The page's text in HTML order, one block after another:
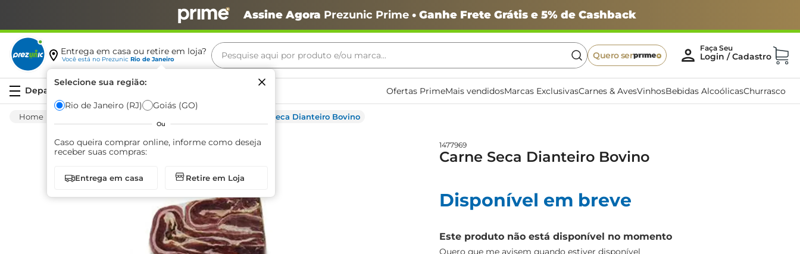
Assine Agora Prezunic Prime• Ganhe Frete Grátis e 5% de Cashback
Entrega em casa ou retire em loja?
Você está no Prezunic Rio de Janeiro
Selecione sua região:
Rio de Janeiro (RJ) Goiás (GO)
Ou
Caso queira comprar online, informe como deseja
receber suas compras:
Entrega em casa Retire em Loja
Pesquise aqui por produto e/ou marca...
Quero ser
Ofertas PrimeMais vendidosMarcas ExclusivasCarnes & AvesVinhosBebidas AlcoólicasChurrasco
Carne Seca Dianteiro Bovino
1477969
Carne Seca Dianteiro Bovino
Disponível em breve
Este produto não está disponível no momento
Quero que me avisem quando estiver disponível
Termos mais buscados
café
azeite
biscoito
arroz
iogurte